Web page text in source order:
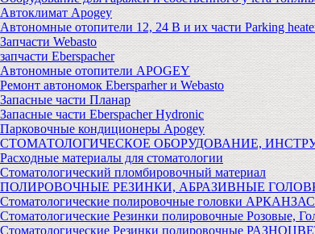
Автоклимат Apogey
Автономные отопители 12, 24 В и их части Parking
Запчасти Webasto
запчасти Eberspacher
Автономные отопители APOGEY
Ремонт автономок Ebersparher и Webasto
Запасные части Планар
Запасные части Eberspacher Hydronic
Парковочные кондиционеры Apogey
СТОМАТОЛОГИЧЕСКОЕ ОБОРУДОВАНИЕ,
Расходные материалы для стоматологии
Стоматологический пломбировочный материал
ПОЛИРОВОЧНЫЕ РЕЗИНКИ, АБРАЗИВНЫЕ
Стоматологические полировочные головки
Стоматологические Резинки полировочные Розовые,
Стоматологические Резинки полировочные